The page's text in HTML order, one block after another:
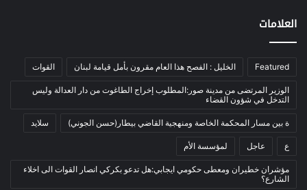
بيئة
ثقافة
(1٬228)
أدب وشعر
بروفايل
العلامات
Featured الخليل : الفصح هذا العام مقرون بأمل قيامة لبنان القوات
الوزير المرتضى من مدينة صور:المطلوب إخراج الطاغوت من دار العدالة وليس
التدخل في شؤون القضاء
ة بين مسار المحكمة الخاصة ومنهجية القاضي بيطار(حسن الجوني) سلايد
ع عاجل لمؤسسة الأم
مؤشران خطيران ومعطى حكومي ايجابي:هل تدعو بكركي انصار القوات الى اخلاء
الشارع؟